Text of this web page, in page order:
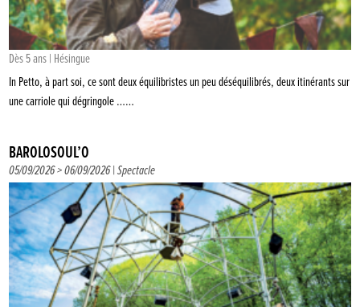
Dès 5 ans | Hésingue
In Petto, à part soi, ce sont deux équilibristes un peu déséquilibrés, deux itinérants sur
une carriole qui dégringole ……
BAROLOSOUL’O
05/09/2026 > 06/09/2026 |Spectacle